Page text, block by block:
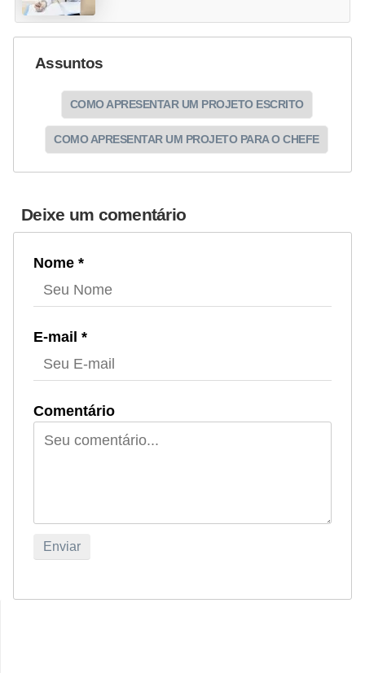
Assuntos
COMO APRESENTAR UM PROJETO ESCRITO
COMO APRESENTAR UM PROJETO PARA O CHEFE
Deixe um comentário
Nome *
E-mail *
Comentário